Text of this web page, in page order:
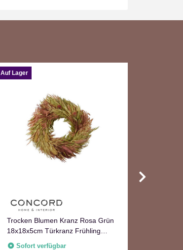
Auf Lager
Trocken Blumen Kranz Rosa Grün
18x18x5cm Türkranz Frühling
Herbst
Sofort verfügbar